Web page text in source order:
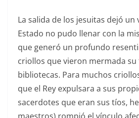
La salida de los jesuitas dejó un
Estado no pudo llenar con la
que generó un profundo
criollos que vieron mermada
bibliotecas. Para muchos
que el Rey expulsara a sus
sacerdotes que eran sus tíos,